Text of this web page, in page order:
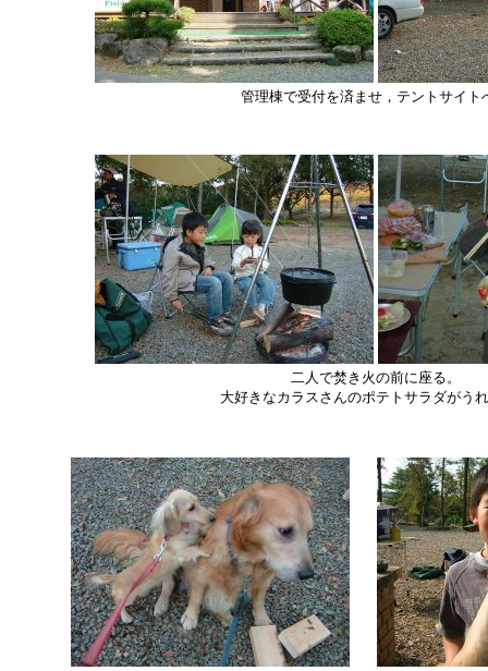
管理棟で受付を済ませ，テントサイト
二人で焚き火の前に座る。
大好きなカラスさんのポテトサラダがう